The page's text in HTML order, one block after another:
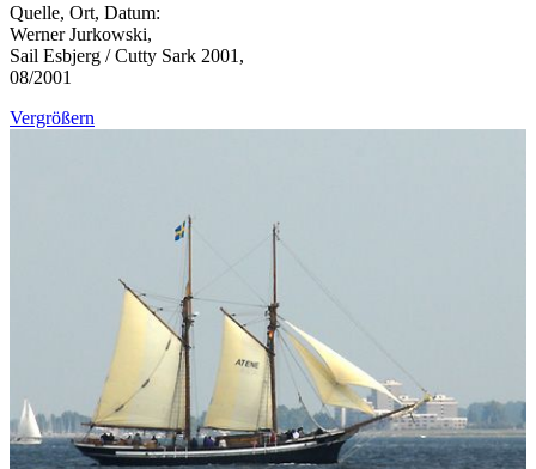
Quelle, Ort, Datum:
Werner Jurkowski,
Sail Esbjerg / Cutty Sark 2001,
08/2001
Vergrößern